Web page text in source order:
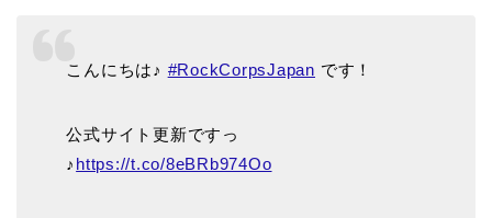
こんにちは♪ #RockCorpsJapan です！
公式サイト更新ですっ
♪ https://t.co/8eBRb974Oo